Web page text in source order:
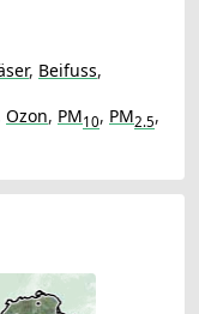
, Beifuss,
Ozon, PM10, PM2.5,